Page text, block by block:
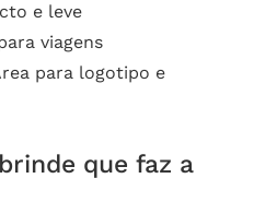
e leve
viagens
para logotipo e
que faz a